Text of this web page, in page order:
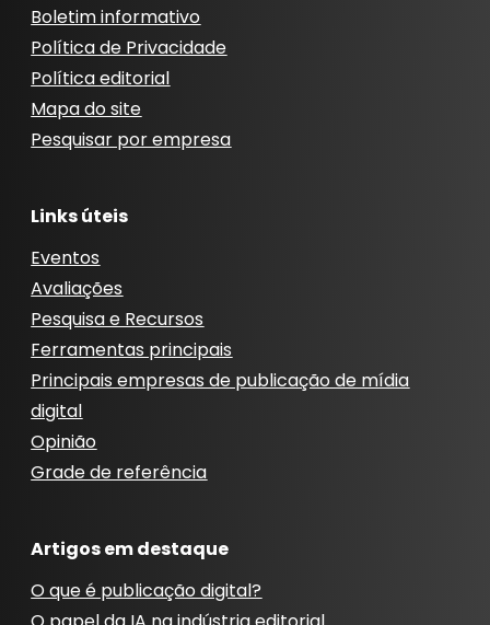
Boletim informativo
Política de Privacidade
Política editorial
Mapa do site
Pesquisar por empresa
Links úteis
Eventos
Avaliações
Pesquisa e Recursos
Ferramentas principais
Principais empresas de publicação de mídia
digital
Opinião
Grade de referência
Artigos em destaque
O que é publicação digital?